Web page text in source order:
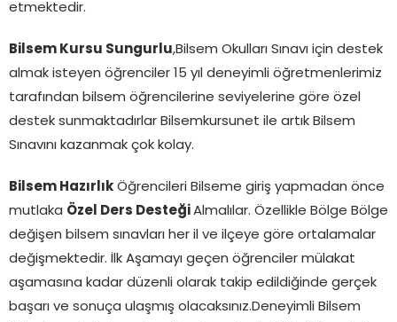
etmektedir.
Bilsem Kursu Sungurlu ,Bilsem Okulları Sınavı için destek
almak isteyen öğrenciler 15 yıl deneyimli öğretmenlerimiz
tarafından bilsem öğrencilerine seviyelerine göre özel
destek sunmaktadırlar Bilsemkursunet ile artık Bilsem
Sınavını kazanmak çok kolay.
Bilsem Hazırlık Öğrencileri Bilseme giriş yapmadan önce
mutlaka Özel Ders Desteği Almalılar. Özellikle Bölge Bölge
değişen bilsem sınavları her il ve ilçeye göre ortalamalar
değişmektedir. İlk Aşamayı geçen öğrenciler mülakat
aşamasına kadar düzenli olarak takip edildiğinde gerçek
başarı ve sonuça ulaşmış olacaksınız.Deneyimli Bilsem